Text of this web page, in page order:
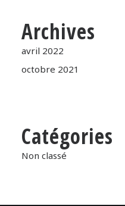
Archives
avril 2022
octobre 2021
Catégories
Non classé